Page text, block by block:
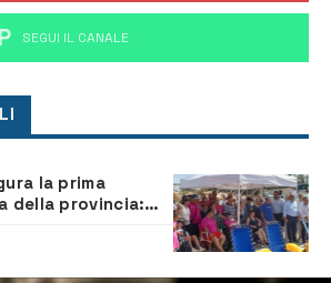
‎SEGUI IL CANALE
la prima
della provincia: